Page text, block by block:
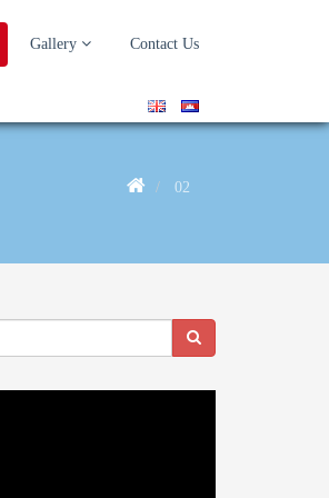
Gallery Contact Us
02